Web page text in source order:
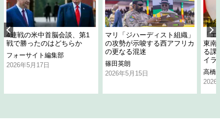
4連戦の米中首脳会談、第1
戦で勝ったのはどちらか
フォーサイト編集部
2026年5月17日
マリ「ジハーディスト組織」
の攻勢が示唆する西アフリカ
の更なる混迷
篠田英朗
2026年5月15日
「
東南
る課
イラ
高橋
2026